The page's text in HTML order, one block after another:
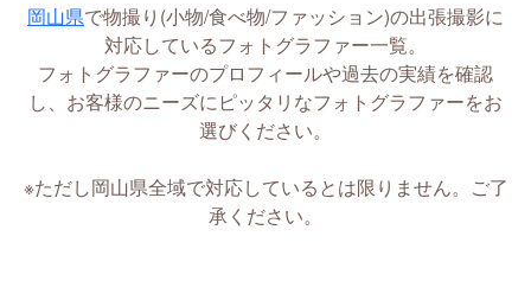
岡山県で物撮り(小物/食べ物/ファッション)の出張撮影に
対応しているフォトグラファー一覧。
フォトグラファーのプロフィールや過去の実績を確認
し、お客様のニーズにピッタリなフォトグラファーをお
選びください。
※ただし岡山県全域で対応しているとは限りません。ご了
承ください。